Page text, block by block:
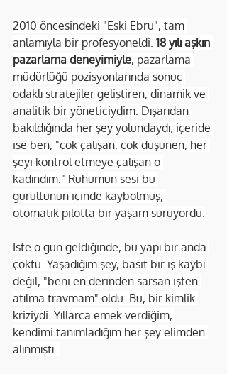
2010 öncesindeki "Eski Ebru", tam
anlamıyla bir profesyoneldi. 18 yılı aşkın
pazarlama deneyimiyle, pazarlama
müdürlüğü pozisyonlarında sonuç
odaklı stratejiler geliştiren, dinamik ve
analitik bir yöneticiydim. Dışarıdan
bakıldığında her şey yolundaydı; içeride
ise ben, "çok çalışan, çok düşünen, her
şeyi kontrol etmeye çalışan o
kadındım." Ruhumun sesi bu
gürültünün içinde kaybolmuş,
otomatik pilotta bir yaşam sürüyordu.
İşte o gün geldiğinde, bu yapı bir anda
çöktü. Yaşadığım şey, basit bir iş kaybı
değil, "beni en derinden sarsan işten
atılma travmam" oldu. Bu, bir kimlik
kriziydi. Yıllarca emek verdiğim,
kendimi tanımladığım her şey elimden
alınmıştı.